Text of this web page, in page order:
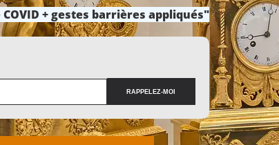
+ gestes barrières appliqués"